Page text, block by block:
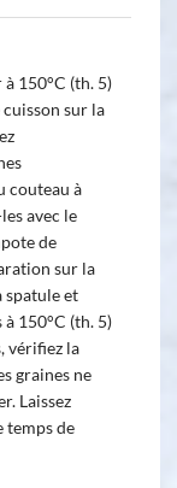
150°C (th. 5)
sur la
couteau à
avec le
de
sur la
spatule et
150°C (th. 5)
vérifiez la
graines ne
Laissez
temps de